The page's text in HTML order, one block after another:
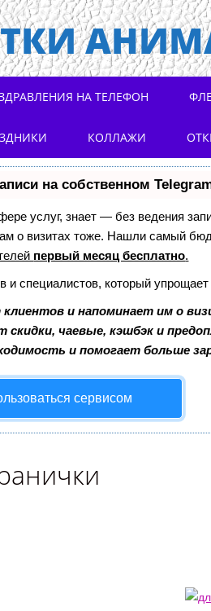
НА ТЕЛЕФОН
КОЛЛАЖИ
на собственном
услуг, знает — без ведения
о визитах тоже. Нашли самый
первый месяц бесплатно.
и специалистов, который
и напоминает им о
скидки, чаевые, кэшбэк и
и помогает больше
сервисом